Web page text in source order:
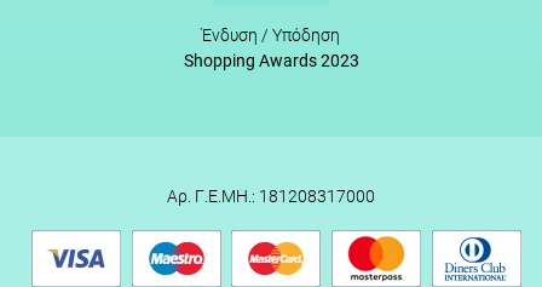
Ένδυση / Υπόδηση
Shopping Awards 2023
Αρ. Γ.Ε.ΜΗ.: 181208317000